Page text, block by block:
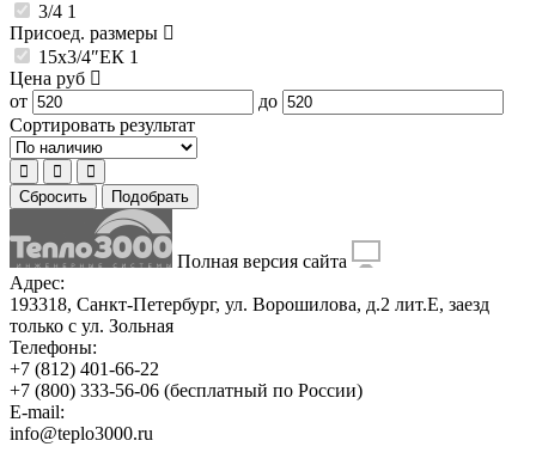
3/4 1
Присоед. размеры
15x3/4″ЕК 1
Цена руб
от
до
Сортировать результат
Сбросить Подобрать
Полная версия сайта
Адрес:
193318, Санкт-Петербург, ул. Ворошилова, д.2 лит.Е, заезд
только с ул. Зольная
Телефоны:
+7 (812) 401-66-22
+7 (800) 333-56-06 (бесплатный по России)
E-mail:
info@teplo3000.ru